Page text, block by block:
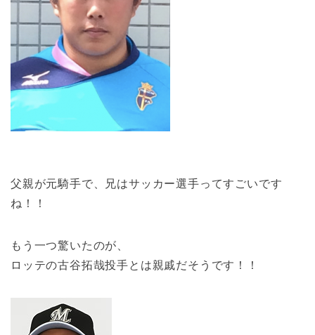
父親が元騎手で、兄はサッカー選手ってすごいです
ね！！
もう一つ驚いたのが、
ロッテの古谷拓哉投手とは親戚だそうです！！